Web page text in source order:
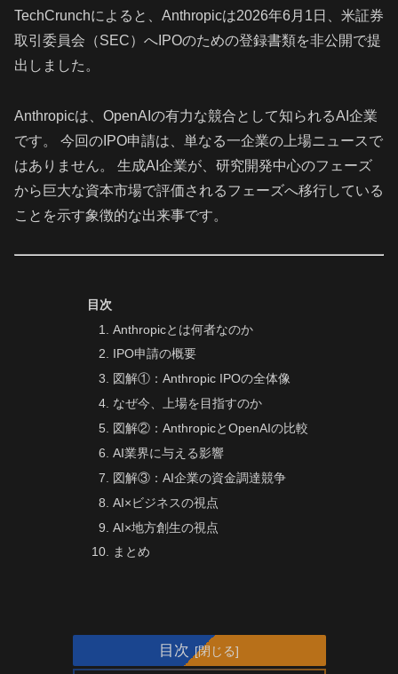
TechCrunchによると、Anthropicは2026年6月1日、米証券
取引委員会（SEC）へIPOのための登録書類を非公開で提
出しました。
Anthropicは、OpenAIの有力な競合として知られるAI企業
です。 今回のIPO申請は、単なる一企業の上場ニュースで
はありません。 生成AI企業が、研究開発中心のフェーズ
から巨大な資本市場で評価されるフェーズへ移行している
ことを示す象徴的な出来事です。
目次
Anthropicとは何者なのか
IPO申請の概要
図解①：Anthropic IPOの全体像
なぜ今、上場を目指すのか
図解②：AnthropicとOpenAIの比較
AI業界に与える影響
図解③：AI企業の資金調達競争
AI×ビジネスの視点
AI×地方創生の視点
まとめ
目次